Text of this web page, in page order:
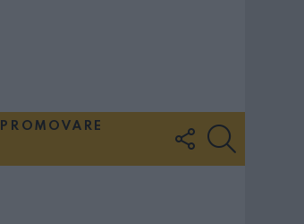
PROMOVARE
FOLLOW
US